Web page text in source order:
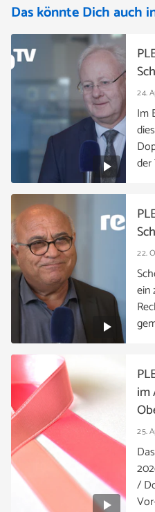
Das könnte Dich auch
24.
Im
22.
ein
25.
im
/